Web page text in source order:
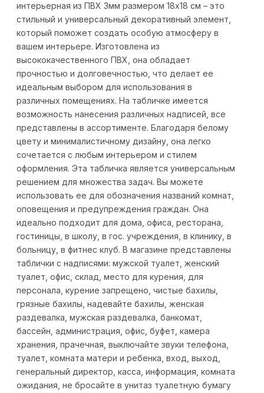
интерьерная из ПВХ 3мм размером 18х18 см – это
стильный и универсальный декоративный элемент,
который поможет создать особую атмосферу в
вашем интерьере. Изготовлена из
высококачественного ПВХ, она обладает
прочностью и долговечностью, что делает ее
идеальным выбором для использования в
различных помещениях. На табличке имеется
возможность нанесения различных надписей, все
представлены в ассортименте. Благодаря белому
цвету и минималистичному дизайну, она легко
сочетается с любым интерьером и стилем
оформления. Эта табличка является универсальным
решением для множества задач. Вы можете
использовать ее для обозначения названий комнат,
оповещения и предупреждения граждан. Она
идеально подходит для дома, офиса, ресторана,
гостиницы, в школу, в гос. учреждения, в клинику, в
больницу, в фитнес клуб. В магазине представлены
таблички с надписями: мужской туалет, женский
туалет, офис, склад, место для курения, для
персонала, курение запрещено, чистые бахилы,
грязные бахилы, надевайте бахилы, женская
раздевалка, мужская раздевалка, банкомат,
бассейн, администрация, офис, буфет, камера
хранения, прачечная, выключайте звуки телефона,
туалет, комната матери и ребенка, вход, выход,
генеральный директор, касса, информация, комната
ожидания, не бросайте в унитаз туалетную бумагу